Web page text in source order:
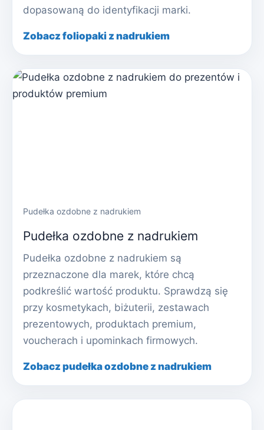
dopasowaną do identyfikacji marki.
Zobacz foliopaki z nadrukiem
Pudełka ozdobne z nadrukiem
Pudełka ozdobne z nadrukiem
Pudełka ozdobne z nadrukiem są
przeznaczone dla marek, które chcą
podkreślić wartość produktu. Sprawdzą się
przy kosmetykach, biżuterii, zestawach
prezentowych, produktach premium,
voucherach i upominkach firmowych.
Zobacz pudełka ozdobne z nadrukiem